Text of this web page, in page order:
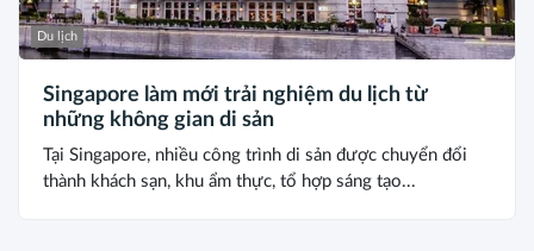
Du lịch
Singapore làm mới trải nghiệm du lịch từ
những không gian di sản
Tại Singapore, nhiều công trình di sản được chuyển đổi
thành khách sạn, khu ẩm thực, tổ hợp sáng tạo...